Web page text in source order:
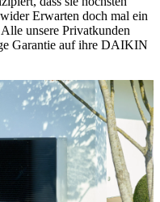
Erwarten doch mal ein
unsere Privatkunden
Garantie auf ihre DAIKIN